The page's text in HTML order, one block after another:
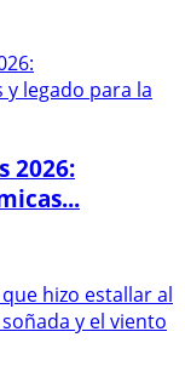
2026: